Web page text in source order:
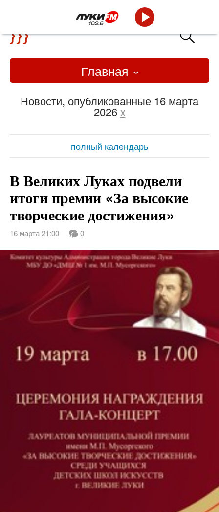
Главная
Новости, опубликованные 16 марта
2026 x
полный календарь
В Великих Луках подвели
итоги премии «За высокие
творческие достижения»
16 марта 21:00 0